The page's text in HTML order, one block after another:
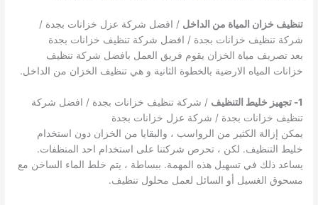
تنظيف خزان المياة من الداخل / افضل شركة عزل خزانات بجدة /
شركة تنظيف خزانات بجدة / افضل شركة تنظيف خزانات بجدة
بعد تصريف مياة الخزان يقوم فريق العمل بافضل شركة تنظيف
خزانات المياه الارضية بالخطوة الثانية و هي تنظيف الخزان من الداخل.
1- تجهيز خليط التنظيف
/ شركة تنظيف خزانات بجدة / افضل شركة
تنظيف خزانات بجدة / شركة عزل خزانات بجدة
يمكن إزالة الكثير من الرواسب ، والبقايا من الخزان دون استخدام
خليط التنظيف. لكن ، تحرص شركتنا على استخدام احد المنظفات.
يساعد ذلك في تسهيل هذه المهمة. ببساطة ، يتم خلط الماء الساخن مع
مسحوق الغسيل أو السائل لعمل محلول تنظيف.